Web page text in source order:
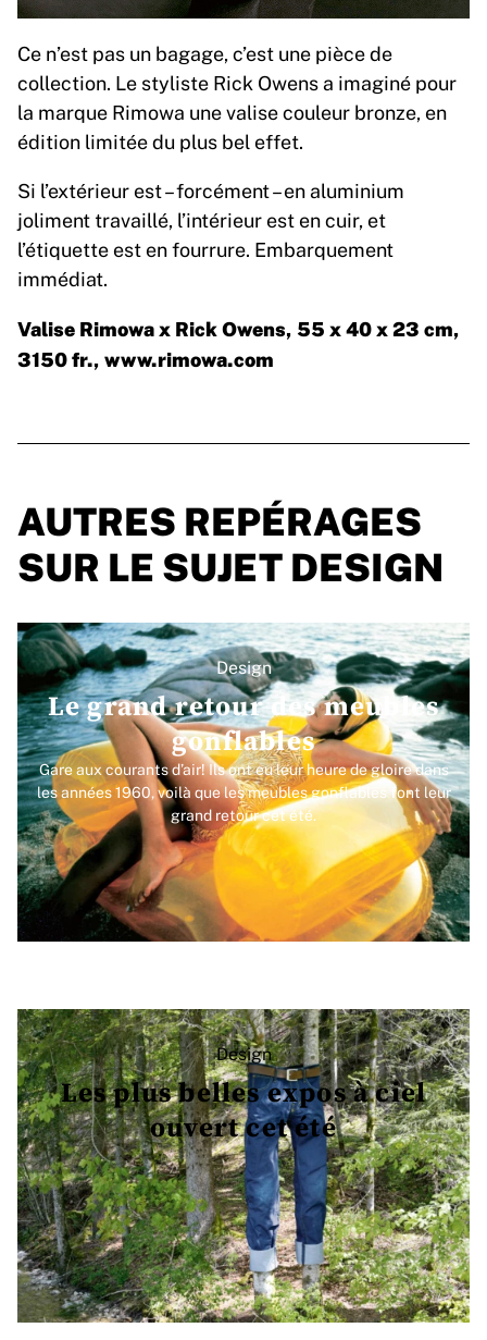
Ce n’est pas un bagage, c’est une pièce de
collection. Le styliste Rick Owens a imaginé pour
la marque Rimowa une valise couleur bronze, en
édition limitée du plus bel effet.
Si l’extérieur est – forcément – en aluminium
joliment travaillé, l’intérieur est en cuir, et
l’étiquette est en fourrure. Embarquement
immédiat.
Valise Rimowa x Rick Owens, 55 x 40 x 23 cm,
3150 fr., www.rimowa.com
AUTRES REPÉRAGES
SUR LE SUJET DESIGN
Design
Le grand retour des meubles
gonflables
Gare aux courants d’air! Ils ont eu leur heure de gloire dans
les années 1960, voilà que les meubles gonflables font leur
grand retour cet été.
Design
Les plus belles expos à ciel
ouvert cet été